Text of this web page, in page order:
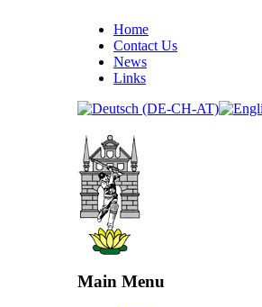
Home
Contact Us
News
Links
Main Menu